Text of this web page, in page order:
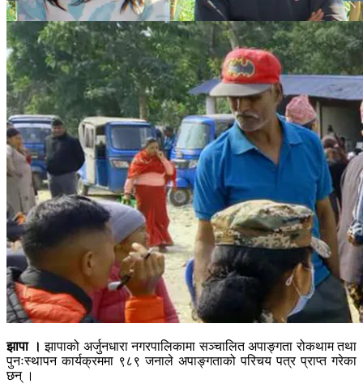
झापा । झापाको अर्जुनधारा नगरपालिकामा सञ्चालित अपाङ्गता रोकथाम तथा
पुनःस्थापन कार्यक्रममा ९८९ जनाले अपाङ्गताको परिचय पत्र प्राप्त गरेका
छन् ।